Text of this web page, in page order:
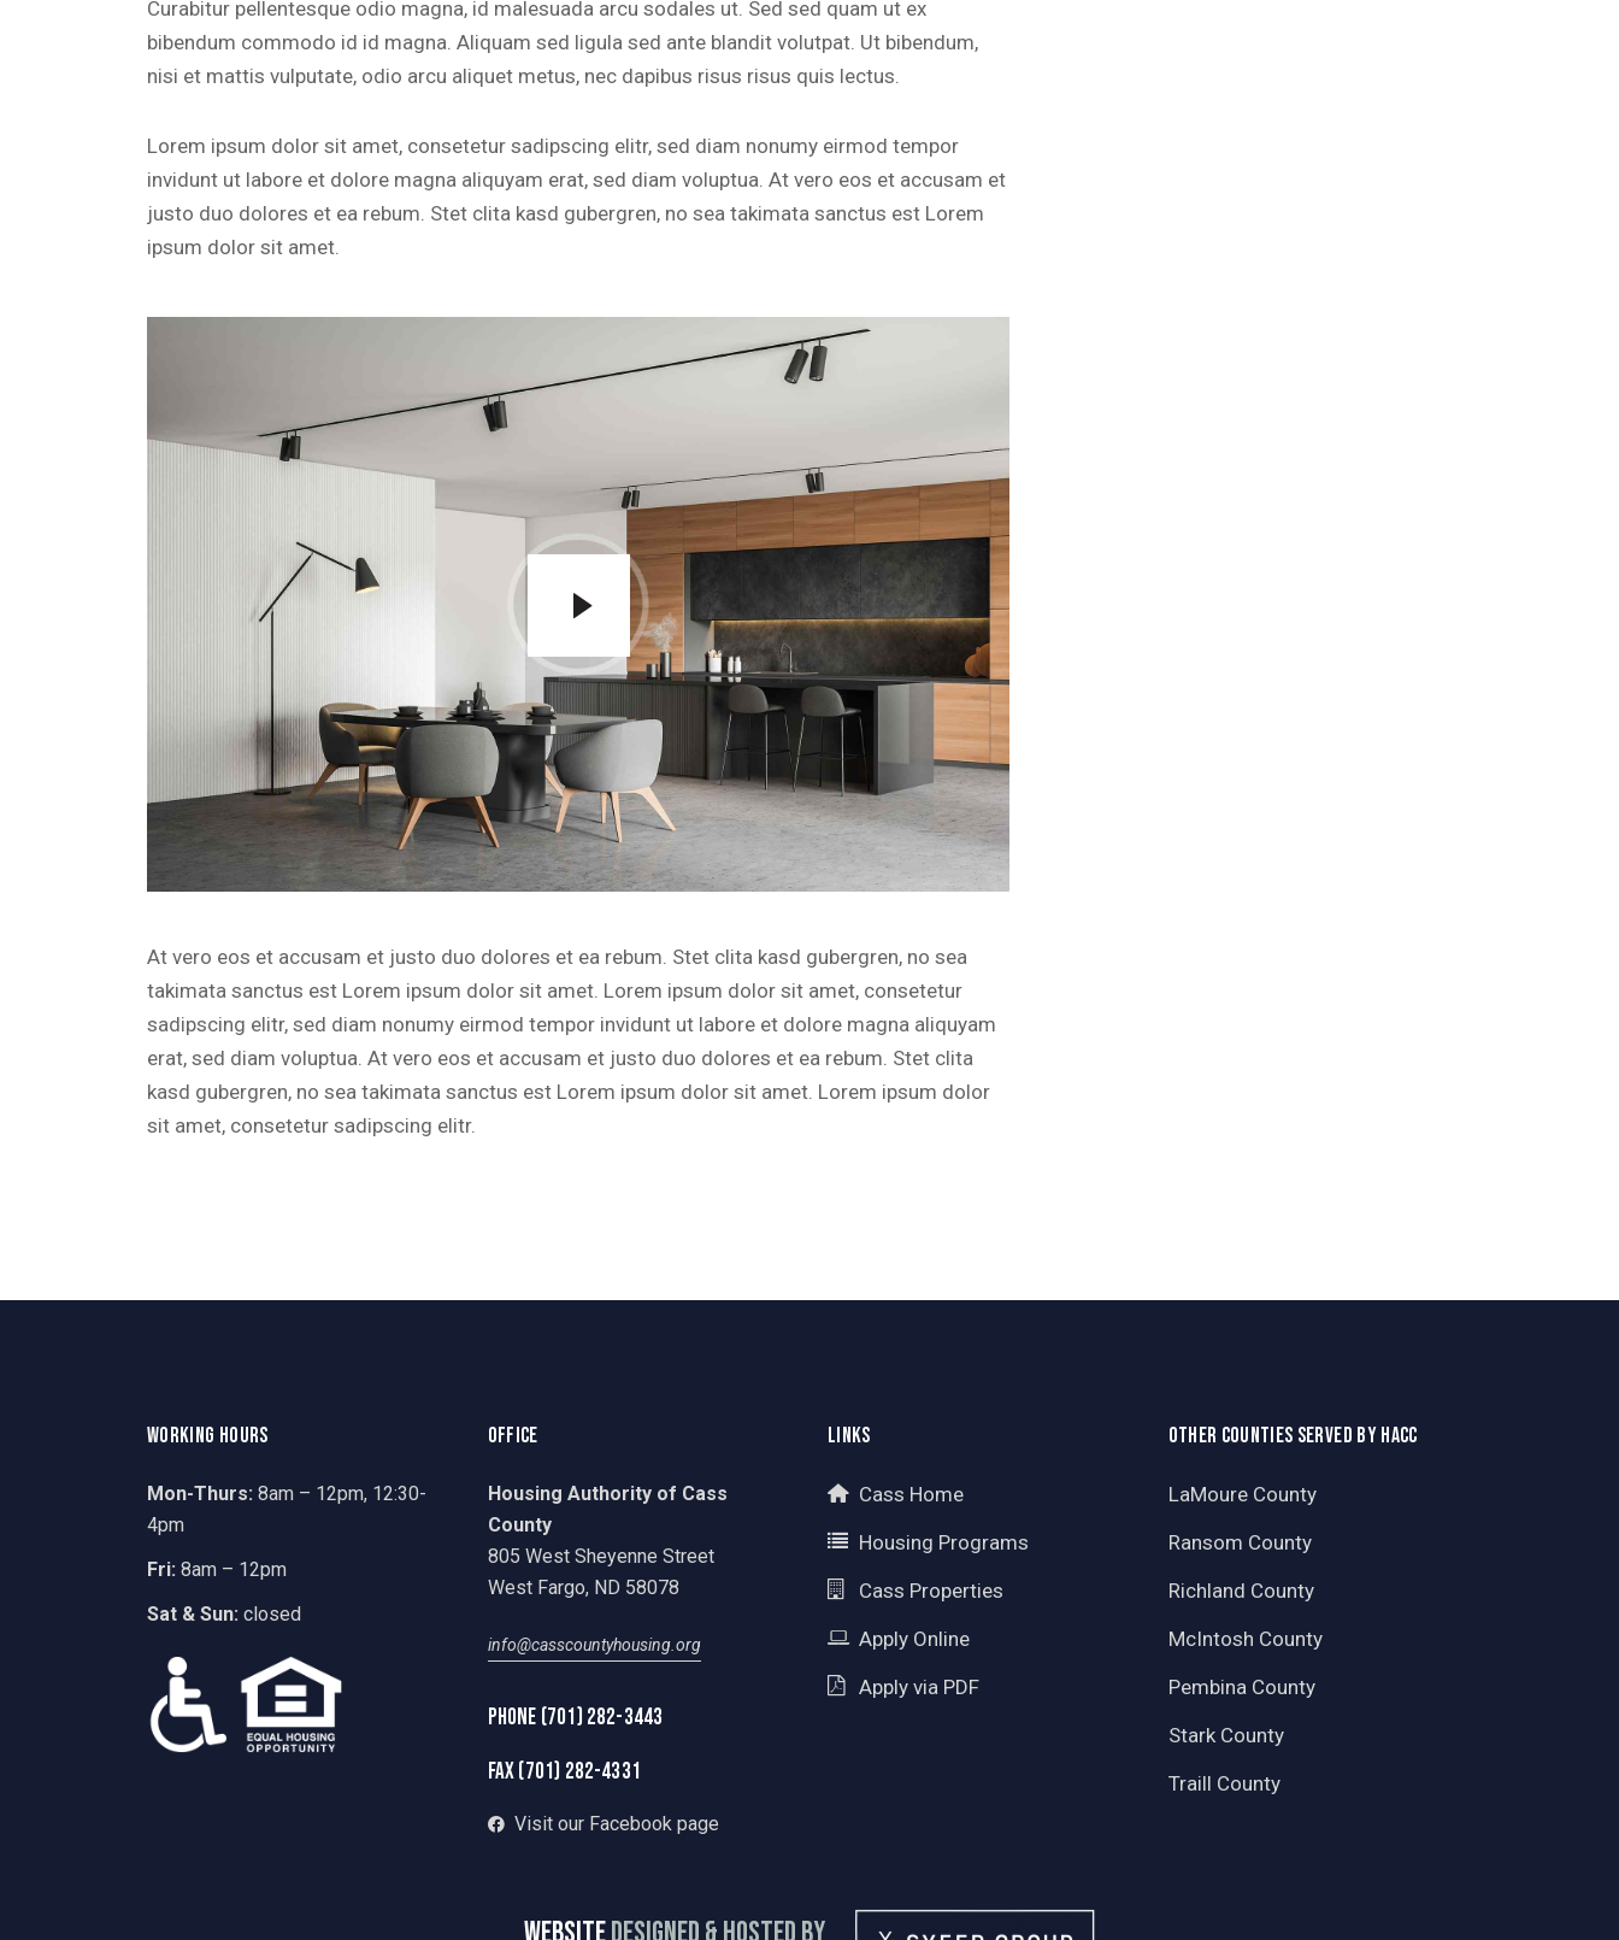
Curabitur pellentesque odio magna, id malesuada arcu sodales ut. Sed sed quam ut ex
bibendum commodo id id magna. Aliquam sed ligula sed ante blandit volutpat. Ut bibendum,
nisi et mattis vulputate, odio arcu aliquet metus, nec dapibus risus risus quis lectus.
Lorem ipsum dolor sit amet, consetetur sadipscing elitr, sed diam nonumy eirmod tempor
invidunt ut labore et dolore magna aliquyam erat, sed diam voluptua. At vero eos et accusam et
justo duo dolores et ea rebum. Stet clita kasd gubergren, no sea takimata sanctus est Lorem
ipsum dolor sit amet.
At vero eos et accusam et justo duo dolores et ea rebum. Stet clita kasd gubergren, no sea
takimata sanctus est Lorem ipsum dolor sit amet. Lorem ipsum dolor sit amet, consetetur
sadipscing elitr, sed diam nonumy eirmod tempor invidunt ut labore et dolore magna aliquyam
erat, sed diam voluptua. At vero eos et accusam et justo duo dolores et ea rebum. Stet clita
kasd gubergren, no sea takimata sanctus est Lorem ipsum dolor sit amet. Lorem ipsum dolor
sit amet, consetetur sadipscing elitr.
WORKING HOURS
Mon-Thurs: 8am – 12pm, 12:30-
4pm
Fri: 8am – 12pm
Sat & Sun: closed
OFFICE
Housing Authority of Cass
County
805 West Sheyenne Street
West Fargo, ND 58078
info@casscountyhousing.org
Phone (701) 282-3443
fax (701) 282-4331
Visit our Facebook page
LINKS
Cass Home
Housing Programs
Cass Properties
Apply Online
Apply via PDF
OTHER COUNTIES SERVED BY HACC
LaMoure County
Ransom County
Richland County
McIntosh County
Pembina County
Stark County
Traill County